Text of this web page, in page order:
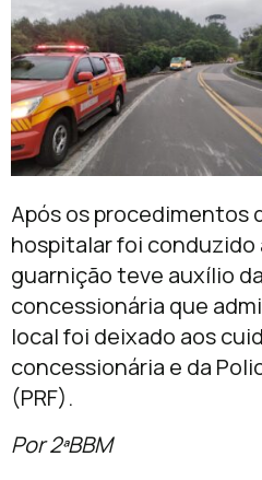
Após os procedimentos
hospitalar foi conduzido
guarnição teve auxílio
concessionária que
local foi deixado aos
concessionária e da
(PRF).
Por 2ªBBM